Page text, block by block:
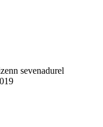
sevenadurel